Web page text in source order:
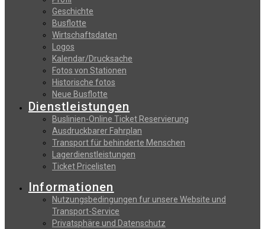
Geschichte
Busflotte
Wirtschaftsdaten
Logos
Kalendar/Drucksache
Fotos von Stationen
Historische fotos
Neue Busflotte
Dienstleistungen
Buslinien-Online Ticket Reservierung
Αusdruckbarer Fahrplan
Transport für behinderte Menschen
Lagerdienstleistungen
Ticket Pricelisten
Informationen
Nutzungsbedingungen fur unsere Website und
Transport-Service
Privatsphäre und Datenschutz